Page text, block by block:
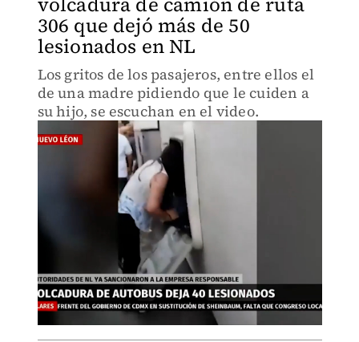
306 que dejó más de 50
lesionados en NL
Los gritos de los pasajeros, entre ellos el
de una madre pidiendo que le cuiden a
su hijo, se escuchan en el video.